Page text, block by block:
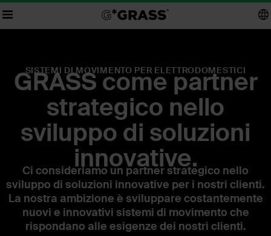
SISTEMI DI MOVIMENTO PER ELETTRODOMESTICI
GRASS come partner
strategico nello
sviluppo di soluzioni
innovative.
Ci consideriamo un partner strategico nello
sviluppo di soluzioni innovative per i nostri clienti.
La nostra ambizione è sviluppare costantemente
nuovi e innovativi sistemi di movimento che
rispondano alle esigenze dei nostri clienti.